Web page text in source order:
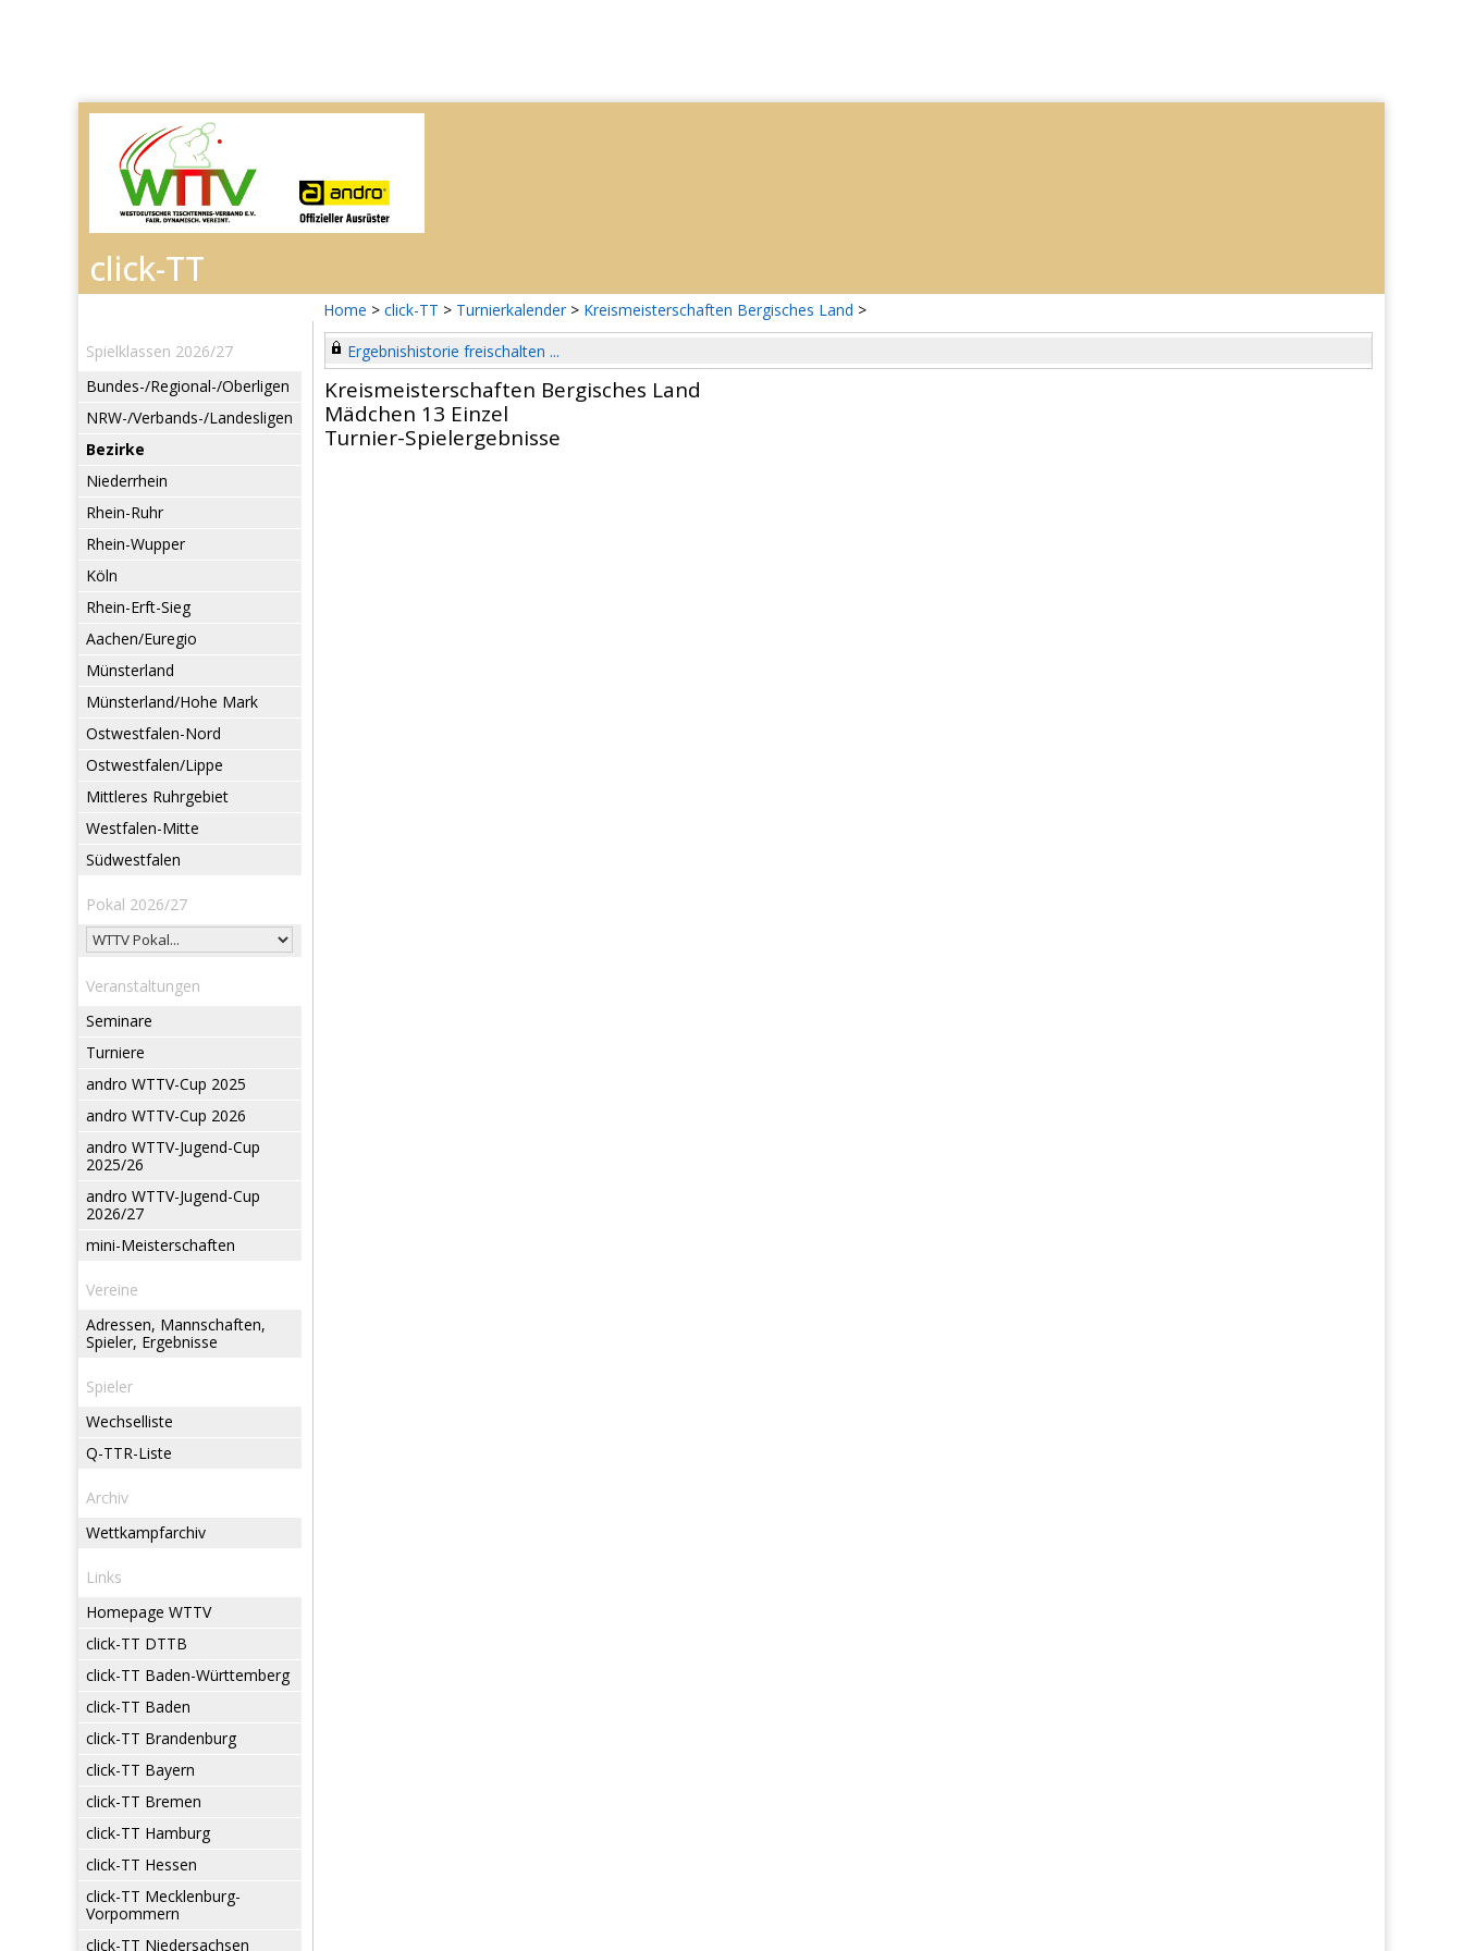
Home > click-TT > Turnierkalender > Kreismeisterschaften Bergisches Land >
Spielklassen 2026/27
Bundes-/Regional-/Oberligen
NRW-/Verbands-/Landesligen
Bezirke
Niederrhein
Rhein-Ruhr
Rhein-Wupper
Köln
Rhein-Erft-Sieg
Aachen/Euregio
Münsterland
Münsterland/Hohe Mark
Ostwestfalen-Nord
Ostwestfalen/Lippe
Mittleres Ruhrgebiet
Westfalen-Mitte
Südwestfalen
Pokal 2026/27
Veranstaltungen
Seminare
Turniere
andro WTTV-Cup 2025
andro WTTV-Cup 2026
andro WTTV-Jugend-Cup
2025/26
andro WTTV-Jugend-Cup
2026/27
mini-Meisterschaften
Vereine
Adressen, Mannschaften,
Spieler, Ergebnisse
Spieler
Wechselliste
Q-TTR-Liste
Archiv
Wettkampfarchiv
Links
Homepage WTTV
click-TT DTTB
click-TT Baden-Württemberg
click-TT Baden
click-TT Brandenburg
click-TT Bayern
click-TT Bremen
click-TT Hamburg
click-TT Hessen
click-TT Mecklenburg-
Vorpommern
click-TT Niedersachsen
Ergebnishistorie freischalten ...
Kreismeisterschaften Bergisches Land
Mädchen 13 Einzel
Turnier-Spielergebnisse